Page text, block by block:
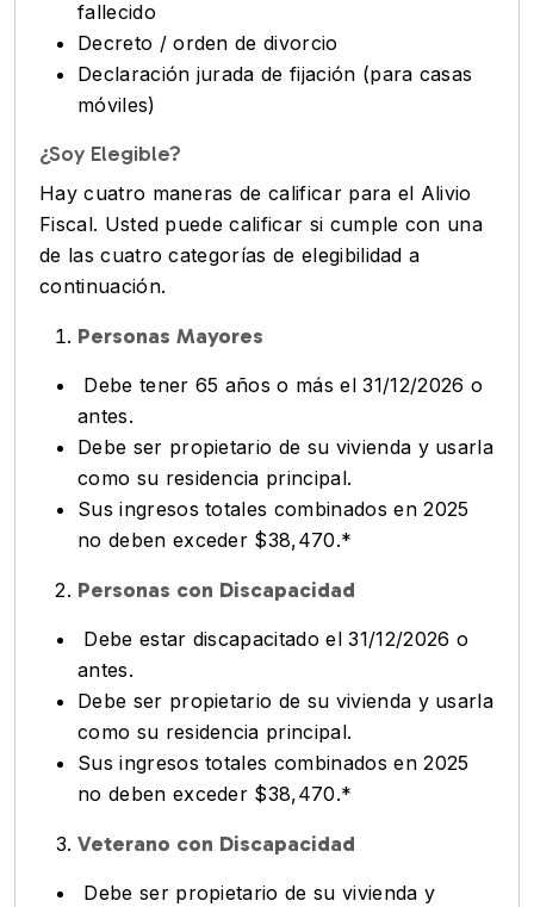
fallecido
Decreto / orden de divorcio
Declaración jurada de fijación (para casas
móviles)
¿Soy Elegible?
Hay cuatro maneras de calificar para el Alivio
Fiscal. Usted puede calificar si cumple con una
de las cuatro categorías de elegibilidad a
continuación.
Personas Mayores
Debe tener 65 años o más el 31/12/2026 o
antes.
Debe ser propietario de su vivienda y usarla
como su residencia principal.
Sus ingresos totales combinados en 2025
no deben exceder $38,470.*
Personas con Discapacidad
Debe estar discapacitado el 31/12/2026 o
antes.
Debe ser propietario de su vivienda y usarla
como su residencia principal.
Sus ingresos totales combinados en 2025
no deben exceder $38,470.*
Veterano con Discapacidad
Debe ser propietario de su vivienda y